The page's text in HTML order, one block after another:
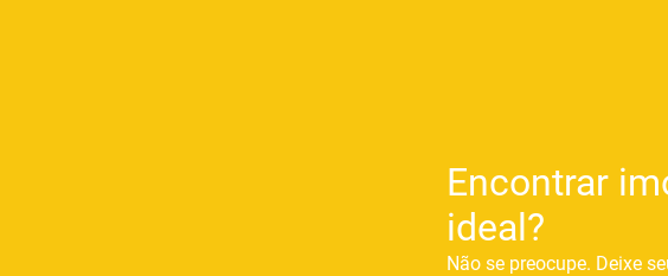
Encontrar
ideal?
Não se preocupe. Deixe